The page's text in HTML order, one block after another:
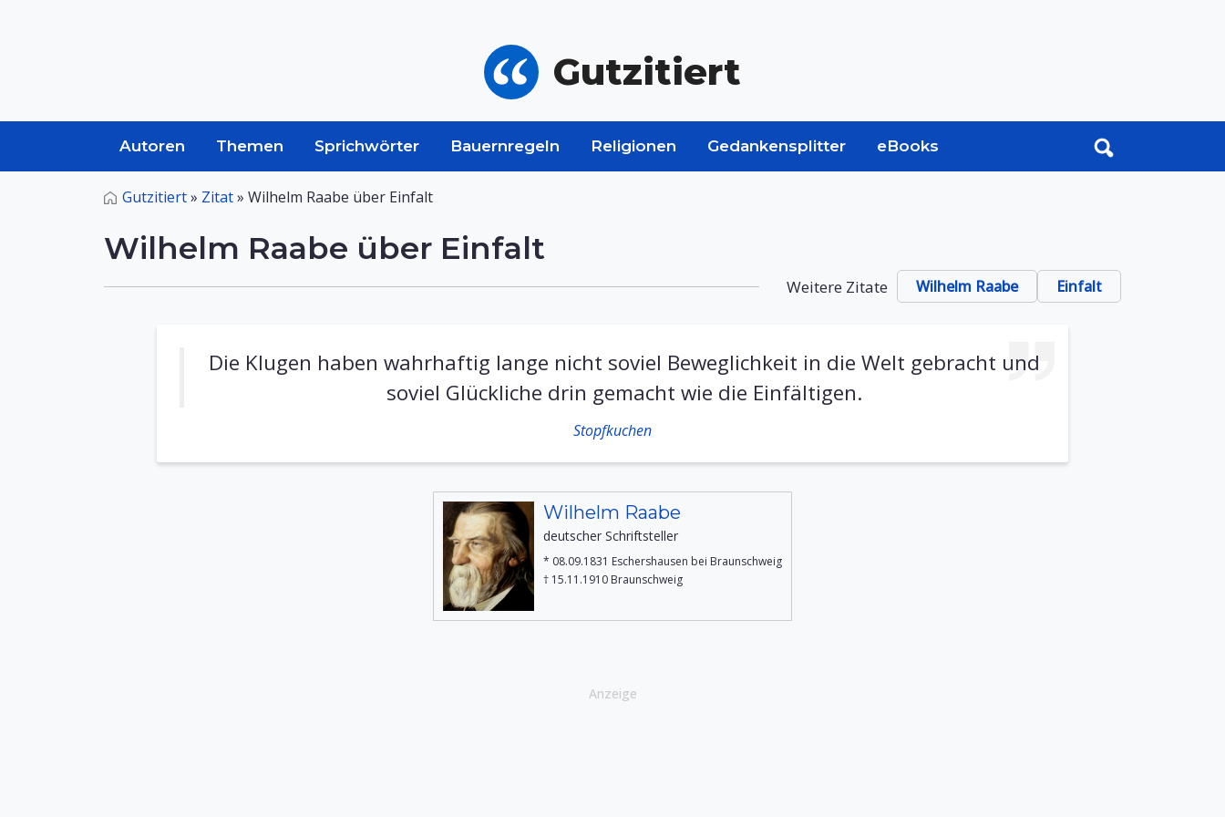
Gutzitiert
Autoren Themen Sprichwörter Bauernregeln Religionen Gedankensplitter eBooks
Gutzitiert» Zitat» Wilhelm Raabe über Einfalt
Wilhelm Raabe über Einfalt
Weitere Zitate Wilhelm Raabe Einfalt
Die Klugen haben wahrhaftig lange nicht soviel Beweglichkeit in die Welt gebracht und
soviel Glückliche drin gemacht wie die Einfältigen.
Stopfkuchen
Wilhelm Raabe
deutscher Schriftsteller
* 08.09.1831 Eschershausen bei Braunschweig
† 15.11.1910 Braunschweig
Anzeige